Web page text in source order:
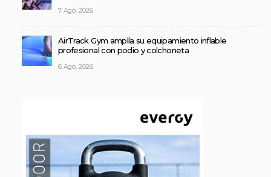
7 Ago, 2026
AirTrack Gym amplía su equipamiento inflable
profesional con podio y colchoneta
6 Ago, 2026